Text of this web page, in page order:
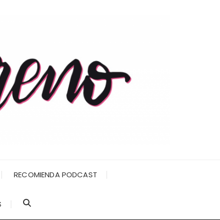
RECOMIENDA PODCAST